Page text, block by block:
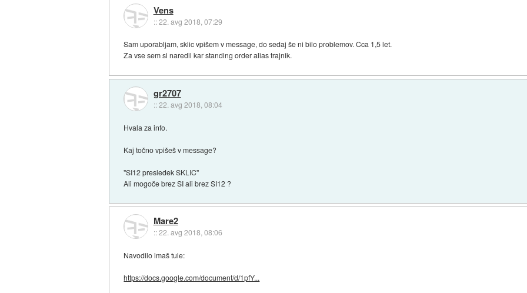
Vens
::22. avg 2018, 07:29
Sam uporabljam, sklic vpišem v message, do sedaj še ni bilo problemov. Cca 1,5 let.
Za vse sem si naredil kar standing order alias trajnik.
gr2707
::22. avg 2018, 08:04
Hvala za info.
Kaj točno vpišeš v message?
"SI12 presledek SKLIC"
Ali mogoče brez SI ali brez SI12 ?
Mare2
::22. avg 2018, 08:06
Navodilo imaš tule:
https://docs.google.com/document/d/1pfY...